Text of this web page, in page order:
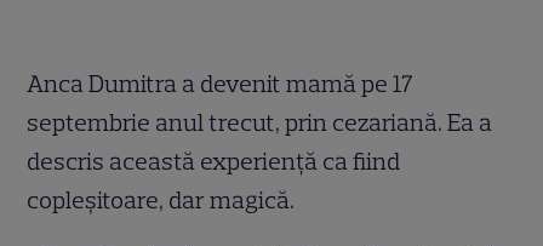
Anca Dumitra a devenit mamă pe 17
septembrie anul trecut, prin cezariană. Ea a
descris această experiență ca fiind
copleșitoare, dar magică.